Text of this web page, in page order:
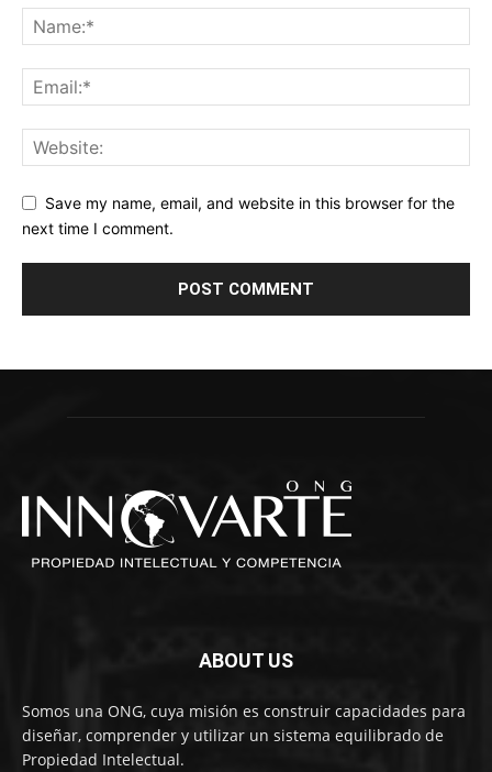
Save my name, email, and website in this browser for the
next time I comment.
ABOUT US
Somos una ONG, cuya misión es construir capacidades para
diseñar, comprender y utilizar un sistema equilibrado de
Propiedad Intelectual.